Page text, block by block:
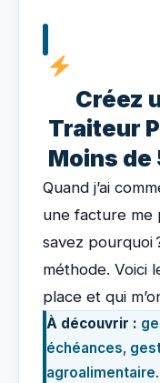
Créez
Traiteur
Moins de
Quand j’ai
une facture me
savez pourquoi
méthode. Voici
place et qui
À découvrir :
échéances,
agroalimentaire.